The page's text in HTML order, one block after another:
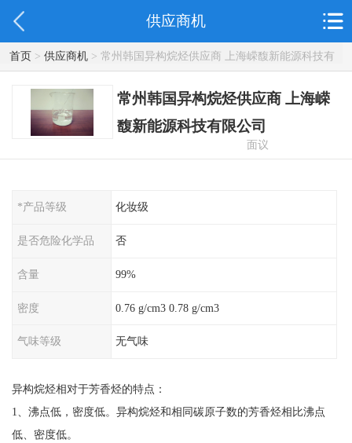
供应商机
首页> 供应商机> 常州韩国异构烷烃供应商 上海嵘馥新能源科技有
限公司
常州韩国异构烷烃供应商 上海嵘
馥新能源科技有限公司
面议
*产品等级 化妆级
是否危险化学品 否
含量 99%
密度 0.76 g/cm3 0.78 g/cm3
气味等级 无气味
异构烷烃相对于芳香烃的特点：
1、沸点低，密度低。异构烷烃和相同碳原子数的芳香烃相比沸点
低、密度低。